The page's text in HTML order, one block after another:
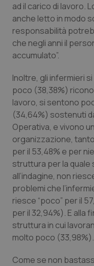
Valle D’Aosta
Veneto
Psoriasi & pelle
Quotidiano
Quotidiano
Quotidiano
Quotidiano
Rene &
Salute orale &
ad il carico di lavoro.
anche letto in modo
responsabilità
che negli anni il
accumulato”.
Inoltre, gli infermieri
poco (38,38%)
lavoro, si sentono
(34,64%) sostenuti
Operativa, e vivono
organizzazione,
per il 53,48% e per
struttura per la quale
all’indagine, non
problemi che
riesce “poco” per il
per il 32,94%). E alla
struttura in cui
molto poco (33,98%).
Come se non